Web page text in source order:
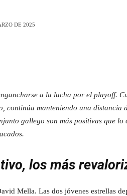
DE 2025
a la lucha por el playoff.
continúa manteniendo una distancia
gallego son más positivas que
los más
Mella. Las dos jóvenes estrellas